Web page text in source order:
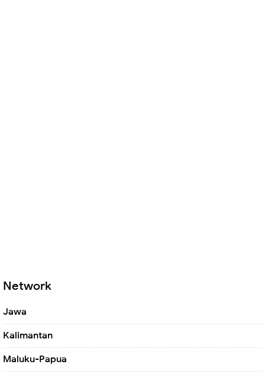
Network
Jawa
Kalimantan
Maluku-Papua